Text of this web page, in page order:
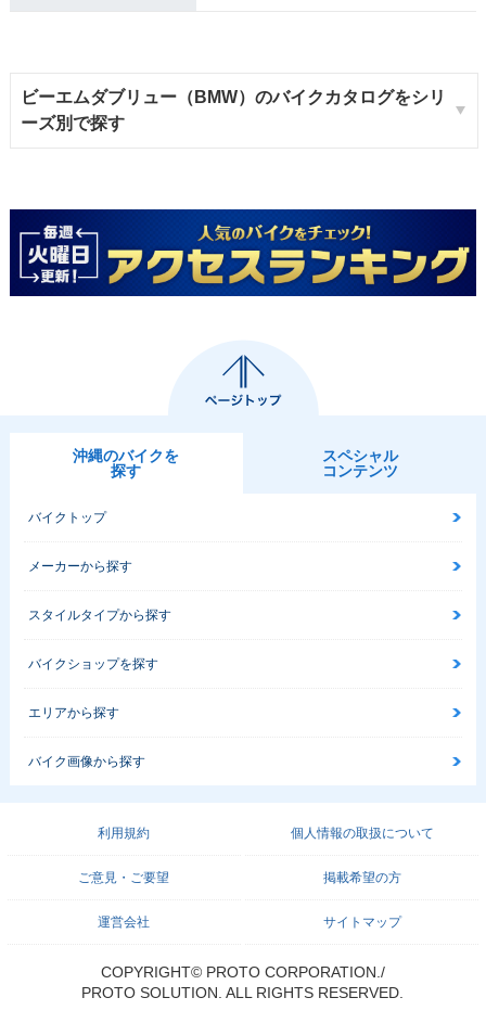
ビーエムダブリュー（BMW）のバイクカタログをシリ
ーズ別で探す
沖縄のバイクを
探す
スペシャル
コンテンツ
バイクトップ
メーカーから探す
スタイルタイプから探す
バイクショップを探す
エリアから探す
バイク画像から探す
利用規約 個人情報の取扱について
ご意見・ご要望 掲載希望の方
運営会社 サイトマップ
COPYRIGHT© PROTO CORPORATION./
PROTO SOLUTION. ALL RIGHTS RESERVED.